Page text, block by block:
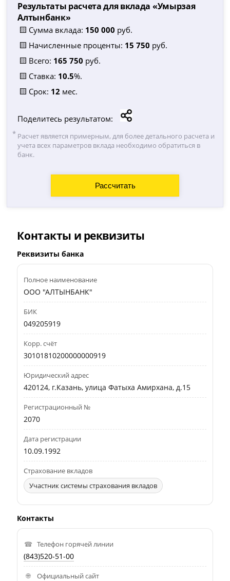
Результаты расчета для вклада «Умырзая
Алтынбанк»
🟨 Сумма вклада: 150 000 руб.
🟨 Начисленные проценты: 15 750 руб.
🟨 Всего: 165 750 руб.
🟨 Ставка: 10.5%.
🟨 Срок: 12 мес.
Поделитесь результатом:
Расчет является примерным, для более детального расчета и
учета всех параметров вклада необходимо обратиться в
банк.
Контакты и реквизиты
Реквизиты банка
Полное наименование
ООО "АЛТЫНБАНК"
БИК
049205919
Корр. счёт
30101810200000000919
Юридический адрес
420124, г.Казань, улица Фатыха Амирхана, д.15
Регистрационный №
2070
Дата регистрации
10.09.1992
Страхование вкладов
Участник системы страхования вкладов
Контакты
Телефон горячей линии
(843)520-51-00
Официальный сайт